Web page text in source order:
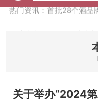
热门资讯：名酒之光：共
关于举办“2024